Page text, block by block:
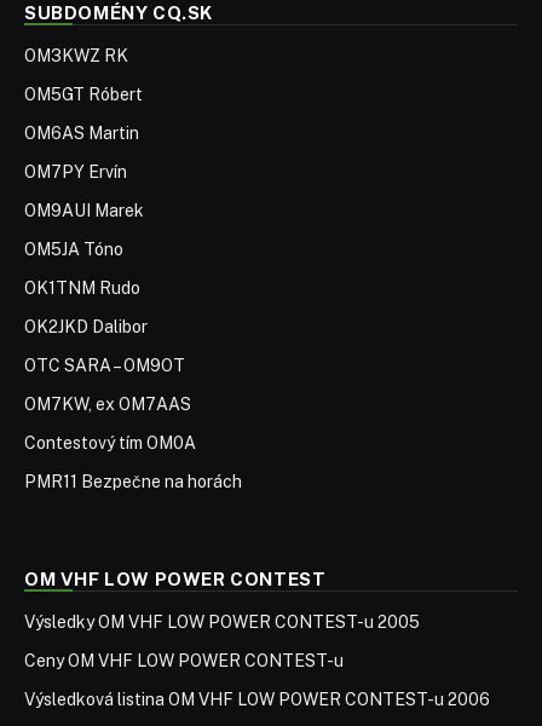
SUBDOMÉNY CQ.SK
OM3KWZ RK
OM5GT Róbert
OM6AS Martin
OM7PY Ervín
OM9AUI Marek
OM5JA Tóno
OK1TNM Rudo
OK2JKD Dalibor
OTC SARA – OM9OT
OM7KW, ex OM7AAS
Contestový tím OM0A
PMR11 Bezpečne na horách
OM VHF LOW POWER CONTEST
Výsledky OM VHF LOW POWER CONTEST-u 2005
Ceny OM VHF LOW POWER CONTEST-u
Výsledková listina OM VHF LOW POWER CONTEST-u 2006